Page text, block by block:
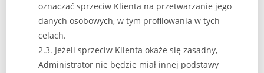
oznaczać sprzeciw Klienta na przetwarzanie jego
danych osobowych, w tym profilowania w tych
celach.
2.3. Jeżeli sprzeciw Klienta okaże się zasadny,
Administrator nie będzie miał innej podstawy